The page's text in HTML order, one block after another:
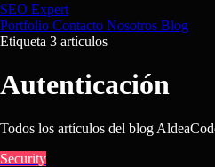
SEO Expert
Portfolio Contacto Nosotros Blog
Etiqueta 3 artículos
Autenticación
Todos los artículos del blog
Security